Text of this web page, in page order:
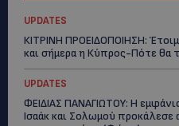
UPDATES
ΚΙΤΡΙΝΗ ΠΡΟΕΙΔΟΠΟΙΗΣΗ:
και σήμερα η Κύπρος-Πότε θα
UPDATES
ΦΕΙΔΙΑΣ ΠΑΝΑΓΙΩΤΟΥ: Η
Ισαάκ και Σολωμού προκάλεσε